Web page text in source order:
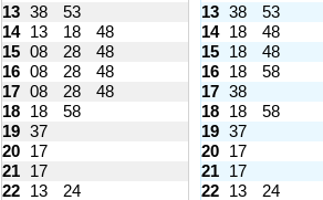
13 38 53 13 38 53
14 13 18 48 14 18 48
15 08 28 48 15 18 48
16 08 28 48 16 18 58
17 08 28 48 17 38
18 18 58 18 18 58
19 37 19 37
20 17 20 17
21 17 21 17
22 13 24 22 13 24